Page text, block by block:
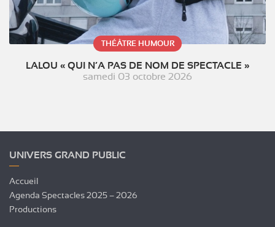
THÉÂTRE HUMOUR
LALOU « QUI N’A PAS DE NOM DE SPECTACLE »
samedi 03 octobre 2026
UNIVERS GRAND PUBLIC
Accueil
Agenda Spectacles 2025 – 2026
Productions